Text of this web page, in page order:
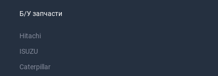
Б/У запчасти
Hitachi
ISUZU
Caterpillar